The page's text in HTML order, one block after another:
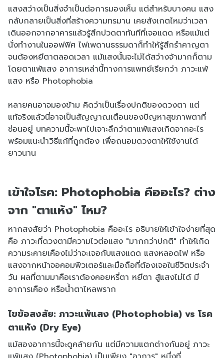
แสงสว่างเป็นสิ่งจำเป็นต่อการมองเห็น แต่สำหรับบางคน แสง
กลับกลายเป็นสิ่งที่สร้างความทรมาน เคยสังเกตไหมว่าเวลา
เดินออกจากอาคารแล้วรู้สึกปวดตาทันทีที่เจอแดด หรือแม้แต่
นั่งทำงานในออฟฟิศ ไฟเพดานธรรมดาก็ทำให้รู้สึกรำคาญตา
จนต้องหยีตาตลอดเวลา แม้แสงนั้นจะไม่ได้สว่างจ้ามากก็ตาม
โดยตาแพ้แสง อาการเหล่านี้ทางการแพทย์เรียกว่า ภาวะแพ้
แสง หรือ Photophobia
หลายคนอาจมองข้าม คิดว่าเป็นเรื่องปกติของดวงตา แต่
แท้จริงแล้วนี่อาจเป็นสัญญาณเตือนของปัญหาสุขภาพตาที่
ซ่อนอยู่ บทความนี้จะพาไปเจาะลึกว่าตาแพ้แสงเกิดจากอะไร
พร้อมแนะนำวิธีแก้ที่ถูกต้อง เพื่อถนอมดวงตาให้ใช้งานได้
ยาวนาน
เข้าใจโรค: Photophobia คืออะไร? ต่าง
จาก "ตาแห้ง" ไหม?
หากสงสัยว่า Photophobia คืออะไร อธิบายให้เข้าใจง่ายที่สุด
คือ ภาวะที่ดวงตามีความไวต่อแสง "มากกว่าปกติ" ทำให้เกิด
ความระคายเคืองไม่ว่าจะเจอกับแสงแดด แสงหลอดไฟ หรือ
แสงจากหน้าจอคอมพิวเตอร์และมือถือที่ต้องเจอในชีวิตประจำ
วัน ผลที่ตามมาคือเราต้องคอยหรี่ตา หยีตา สู้แสงไม่ได้ มี
อาการเคือง หรือน้ำตาไหลพราก
ไขข้อสงสัย: ภาวะแพ้แสง (Photophobia) vs โรค
ตาแห้ง (Dry Eye)
แม้สองอาการนี้จะดูคล้ายกัน แต่มีความแตกต่างกันอยู่ ภาวะ